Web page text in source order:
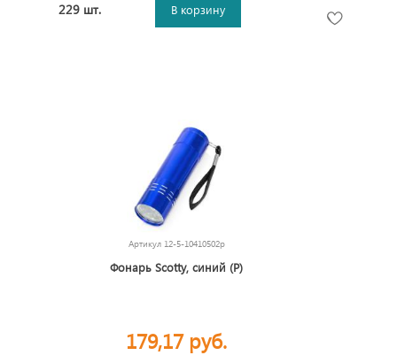
229 шт. В корзину
Артикул 12-5-10410502p
Фонарь Scotty, синий (P)
179,17 руб.